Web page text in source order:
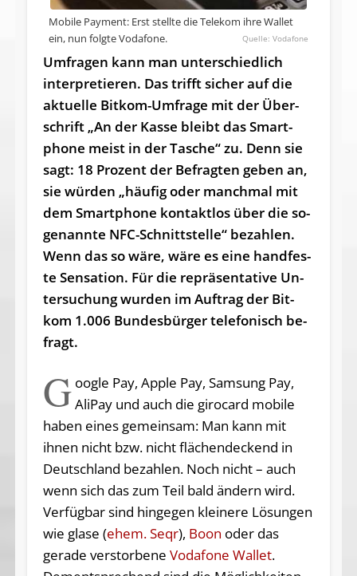
Mobile Payment: Erst stellte die Telekom ihre Wallet
ein, nun folgte Vodafone.
Vodafone
Umfragen kann man unterschiedlich
interpretieren. Das trifft sicher auf die
ak­tu­el­le Bitkom-Um­fra­ge mit der Über­
schrift „An der Kas­se bleibt das Smart­
pho­ne meist in der Ta­sche“ ­zu. Denn sie
sagt: 18 Pro­zent der Be­frag­ten ge­ben an,
sie wür­den „häu­fig oder manch­mal mit
dem Smart­pho­ne kon­takt­los über die so­
ge­nann­te NFC-Schnitt­stel­le“ be­zah­len.
Wenn das so wä­re, wä­re es ei­ne hand­fes­
te Sen­sa­ti­on. Für die re­prä­sen­ta­ti­ve Un­
ter­su­chung wur­den im Auf­trag der Bit­
kom 1.006 Bun­des­bür­ger te­le­fo­nisch be­
fragt.
G oogle Pay, Apple Pay, Samsung Pay,
AliPay und auch die girocard mobile
haben eines gemeinsam: Man kann mit
ihnen nicht bzw. nicht flächendeckend in
Deutschland bezahlen. Noch nicht – auch
wenn sich das zum Teil bald ändern wird.
Verfügbar sind hingegen kleinere Lösungen
wie glase (ehem. Seqr), Boon oder das
gerade verstorbene Vodafone Wallet.